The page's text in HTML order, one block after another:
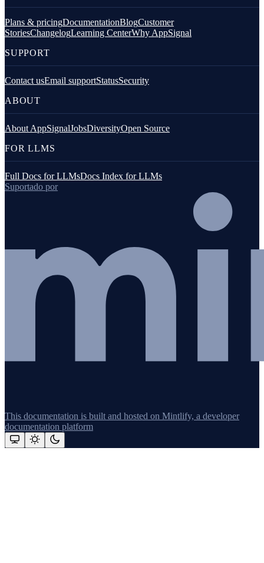
Plans & pricingDocumentationBlogCustomer
StoriesChangelogLearning CenterWhy AppSignal
SUPPORT
Contact usEmail supportStatusSecurity
ABOUT
About AppSignalJobsDiversityOpen Source
FOR LLMS
Full Docs for LLMsDocs Index for LLMs
Suportado por
This documentation is built and hosted on Mintlify, a developer
documentation platform